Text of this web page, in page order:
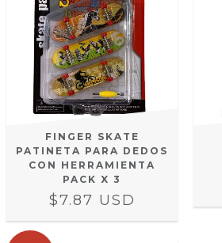
FINGER SKATE
PATINETA PARA DEDOS
CON HERRAMIENTA
PACK X 3
$7.87 USD